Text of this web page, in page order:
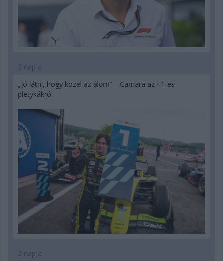
2 napja
„Jó látni, hogy közel az álom” – Camara az F1-es
pletykákról
2 napja